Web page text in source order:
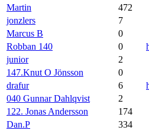
Martin
472
jonzlers
7
Marcus B
0
Robban 140
0
junior
2
147.Knut O Jönsson
0
drafur
6
040 Gunnar Dahlqvist
2
122. Jonas Andersson
174
Dan.P
334